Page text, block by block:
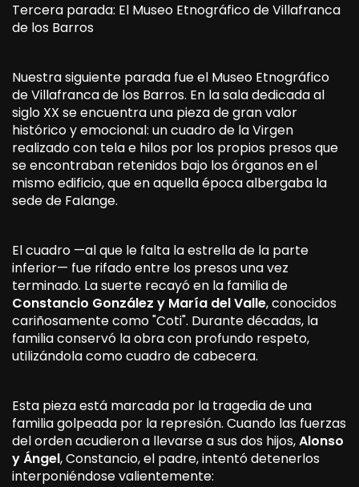
Tercera parada: El Museo Etnográfico de Villafranca
de los Barros
Nuestra siguiente parada fue el Museo Etnográfico
de Villafranca de los Barros. En la sala dedicada al
siglo XX se encuentra una pieza de gran valor
histórico y emocional: un cuadro de la Virgen
realizado con tela e hilos por los propios presos que
se encontraban retenidos bajo los órganos en el
mismo edificio, que en aquella época albergaba la
sede de Falange.
El cuadro —al que le falta la estrella de la parte
inferior— fue rifado entre los presos una vez
terminado. La suerte recayó en la familia de
Constancio González y María del Valle, conocidos
cariñosamente como "Coti". Durante décadas, la
familia conservó la obra con profundo respeto,
utilizándola como cuadro de cabecera.
Esta pieza está marcada por la tragedia de una
familia golpeada por la represión. Cuando las fuerzas
del orden acudieron a llevarse a sus dos hijos,Alonso
y Ángel, Constancio, el padre, intentó detenerlos
interponiéndose valientemente: